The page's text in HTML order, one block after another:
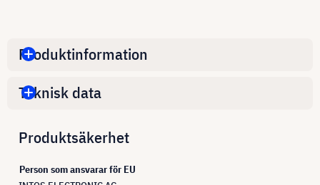
Produktinformation
Teknisk data
Produktsäkerhet
Person som ansvarar för EU